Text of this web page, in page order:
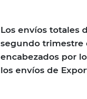
Los envíos totales
segundo trimestre
encabezados por
los envíos de